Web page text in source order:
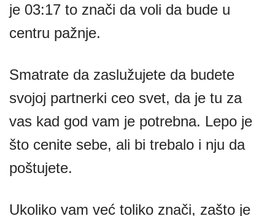
je 03:17 to znači da voli da bude u
centru pažnje.
Smatrate da zaslužujete da budete
svojoj partnerki ceo svet, da je tu za
vas kad god vam je potrebna. Lepo je
što cenite sebe, ali bi trebalo i nju da
poštujete.
Ukoliko vam već toliko znači, zašto je